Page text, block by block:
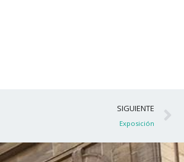
SIGUIENTE
Exposición